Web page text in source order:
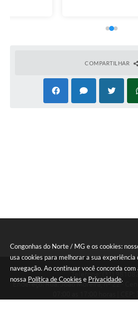
Congonhas do Norte / MG e os cookies:
usa cookies para melhorar a sua experiência
navegação. Ao continuar você concorda com
nossa Política de Cookies e Privacidade.
COMPARTILHAR
Endereço: Rua: João Moreira, nº 22 -
07:00 as 17:00 horas |